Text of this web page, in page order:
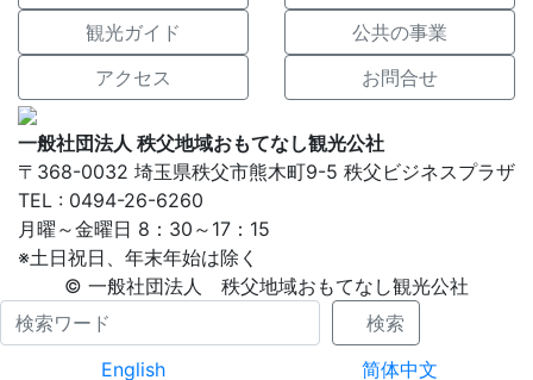
観光ガイド
公共の事業
アクセス
お問合せ
一般社団法人 秩父地域おもてなし観光公社
〒368-0032 埼玉県秩父市熊木町9-5 秩父ビジネスプラザ
TEL : 0494-26-6260
月曜～金曜日 8：30～17：15
※土日祝日、年末年始は除く
© 一般社団法人 秩父地域おもてなし観光公社
Name
検索
English
简体中文